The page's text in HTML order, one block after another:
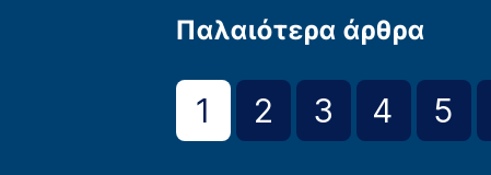
Παλαιότερα άρθρα
1 2 3 4 5